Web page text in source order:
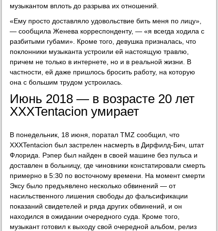
музыкантом вплоть до разрыва их отношений.
«Ему просто доставляло удовольствие бить меня по лицу»,
— сообщила Женева корреспонденту, — «я всегда ходила с
разбитыми губами». Кроме того, девушка призналась, что
поклонники музыканта устроили ей настоящую травлю,
причем не только в интернете, но и в реальной жизни. В
частности, ей даже пришлось бросить работу, на которую
она с большим трудом устроилась.
Июнь 2018 — в возрасте 20 лет
XXXTentacion умирает
В понедельник, 18 июня, поратал TMZ сообщил, что
XXXTentacion был застрелен насмерть в Дирфилд-Бич, штат
Флорида. Рэпер был найден в своей машине без пульса и
доставлен в больницу, где чиновники констатировали смерть
примерно в 5:30 по восточному времени. На момент смерти
Эксу было предъявлено несколько обвинений — от
насильственного лишения свободы до фальсификации
показаний свидетелей и ряда других обвинений, и он
находился в ожидании очередного суда. Кроме того,
музыкант готовил к выходу свой очередной альбом, релиз